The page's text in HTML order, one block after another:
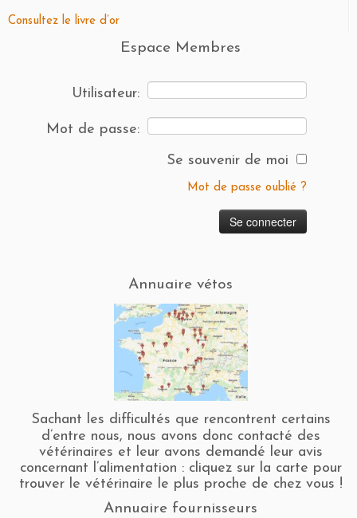
Consultez le livre d’or
Espace Membres
Utilisateur:
Mot de passe:
Se souvenir de moi
Mot de passe oublié ?
Annuaire vétos
Sachant les difficultés que rencontrent certains
d’entre nous, nous avons donc contacté des
vétérinaires et leur avons demandé leur avis
concernant l’alimentation : cliquez sur la carte pour
trouver le vétérinaire le plus proche de chez vous !
Annuaire fournisseurs